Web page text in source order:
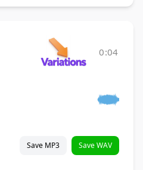
0:04
Save MP3 Save WAV